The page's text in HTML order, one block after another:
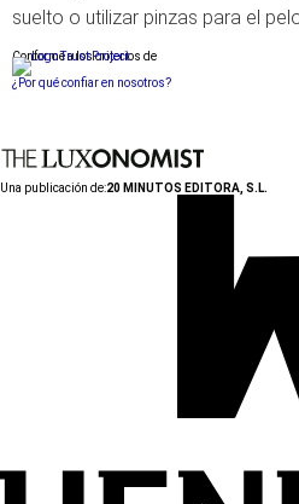
suelto o utilizar pinzas para el
Conforme a los criterios de
¿Por qué confiar en nosotros?
Una publicación de:20 MINUTOS EDITORA, S.L.